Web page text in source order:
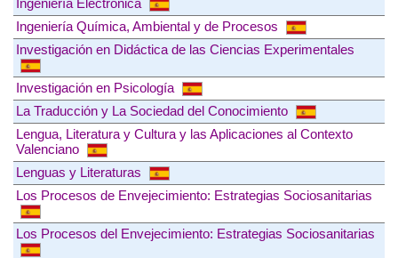
Ingeniería Electrónica
Ingeniería Química, Ambiental y de Procesos
Investigación en Didáctica de las Ciencias Experimentales
Investigación en Psicología
La Traducción y La Sociedad del Conocimiento
Lengua, Literatura y Cultura y las Aplicaciones al Contexto
Valenciano
Lenguas y Literaturas
Los Procesos de Envejecimiento: Estrategias Sociosanitarias
Los Procesos del Envejecimiento: Estrategias Sociosanitarias